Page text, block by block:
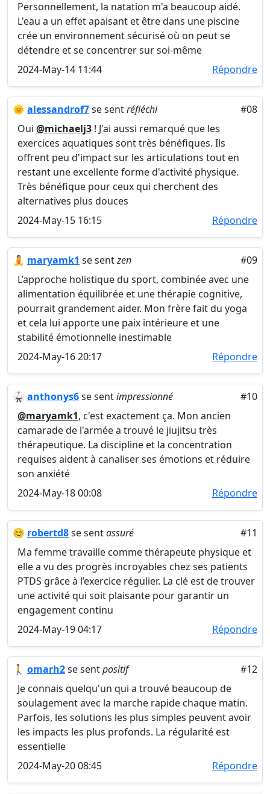
Personnellement, la natation m'a beaucoup aidé.
L'eau a un effet apaisant et être dans une piscine
crée un environnement sécurisé où on peut se
détendre et se concentrer sur soi-même
2024-May-14 11:44
Répondre
🌞 alessandrof7se sentréfléchi
#08
Oui @michaelj3 ! J'ai aussi remarqué que les
exercices aquatiques sont très bénéfiques. Ils
offrent peu d'impact sur les articulations tout en
restant une excellente forme d'activité physique.
Très bénéfique pour ceux qui cherchent des
alternatives plus douces
2024-May-15 16:15
Répondre
🧘 maryamk1 se sentzen
#09
L’approche holistique du sport, combinée avec une
alimentation équilibrée et une thérapie cognitive,
pourrait grandement aider. Mon frère fait du yoga
et cela lui apporte une paix intérieure et une
stabilité émotionnelle inestimable
2024-May-16 20:17
Répondre
🥋 anthonys6se sentimpressionné
#10
@maryamk1, c'est exactement ça. Mon ancien
camarade de l'armée a trouvé le jiujitsu très
thérapeutique. La discipline et la concentration
requises aident à canaliser ses émotions et réduire
son anxiété
2024-May-18 00:08
Répondre
😊 robertd8se sentassuré
#11
Ma femme travaille comme thérapeute physique et
elle a vu des progrès incroyables chez ses patients
PTDS grâce à l’exercice régulier. La clé est de trouver
une activité qui soit plaisante pour garantir un
engagement continu
2024-May-19 04:17
Répondre
🚶 omarh2se sentpositif
#12
Je connais quelqu'un qui a trouvé beaucoup de
soulagement avec la marche rapide chaque matin.
Parfois, les solutions les plus simples peuvent avoir
les impacts les plus profonds. La régularité est
essentielle
2024-May-20 08:45
Répondre